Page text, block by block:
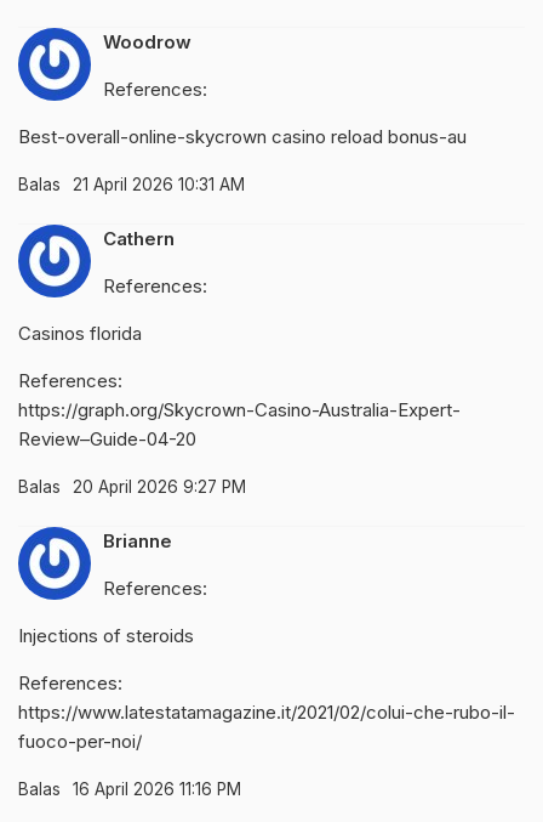
Woodrow
References:
Best-overall-online-skycrown casino reload bonus-au
Balas 21 April 2026 10:31 AM
Cathern
References:
Casinos florida
References:
https://graph.org/Skycrown-Casino-Australia-Expert-
Review–Guide-04-20
Balas 20 April 2026 9:27 PM
Brianne
References:
Injections of steroids
References:
https://www.latestatamagazine.it/2021/02/colui-che-rubo-il-
fuoco-per-noi/
Balas 16 April 2026 11:16 PM